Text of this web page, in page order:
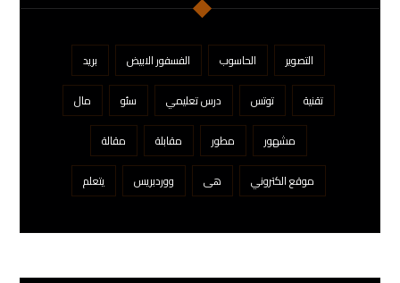
التصوير الحاسوب الفسفور الابيض
بريد
تقنية
توتس درس تعليمي سئو
مال
مشهور
مطور مقابلة
مقالة
موقع الكتروني
هی ووردبريس يتعلم